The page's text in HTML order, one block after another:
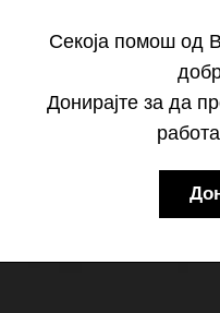
Секоја помош од
Донирајте за да